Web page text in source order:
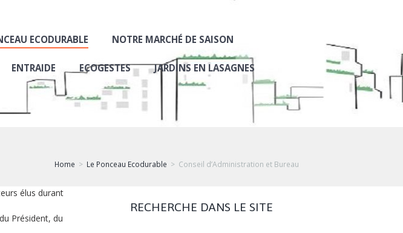
ECODURABLE NOTRE MARCHÉ DE SAISON
ENTRAIDE ECOGESTES JARDINS EN LASAGNES
Home Le Ponceau Ecodurable Conseil d’Administration et Bureau
élus durant
Président, du
RECHERCHE DANS LE SITE